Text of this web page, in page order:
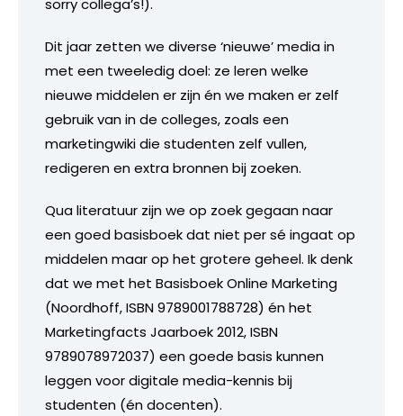
sorry collega’s!).
Dit jaar zetten we diverse ‘nieuwe’ media in
met een tweeledig doel: ze leren welke
nieuwe middelen er zijn én we maken er zelf
gebruik van in de colleges, zoals een
marketingwiki die studenten zelf vullen,
redigeren en extra bronnen bij zoeken.
Qua literatuur zijn we op zoek gegaan naar
een goed basisboek dat niet per sé ingaat op
middelen maar op het grotere geheel. Ik denk
dat we met het Basisboek Online Marketing
(Noordhoff, ISBN 9789001788728) én het
Marketingfacts Jaarboek 2012, ISBN
9789078972037) een goede basis kunnen
leggen voor digitale media-kennis bij
studenten (én docenten).